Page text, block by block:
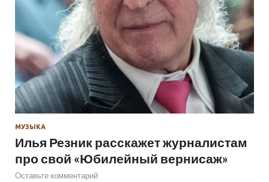
МУЗЫКА
Илья Резник расскажет журналистам
про свой «Юбилейный вернисаж»
Оставьте комментарий